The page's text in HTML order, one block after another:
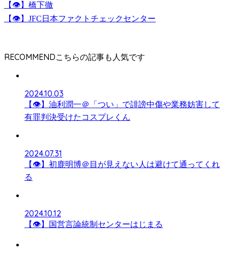
【👁】橋下徹
【👁】JFC日本ファクトチェックセンター
RECOMMEND
2024.10.03
【👁】油利潤一＠「つい」で誹謗中傷や業務妨害して
有罪判決受けたコスプレくん
2024.07.31
【👁】初鹿明博＠目が見えない人は避けて通ってくれ
る
2024.10.12
【👁】国営言論統制センターはじまる